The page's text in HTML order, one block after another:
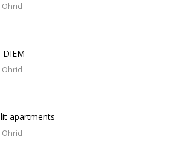
Ohrid
DIEM
Ohrid
apartments
Ohrid